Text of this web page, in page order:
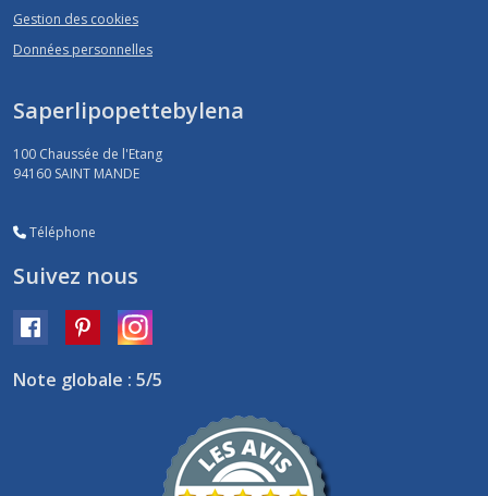
Gestion des cookies
Données personnelles
Saperlipopettebylena
100 Chaussée de l'Etang
94160 SAINT MANDE
Téléphone
Suivez nous
Note globale : 5/5